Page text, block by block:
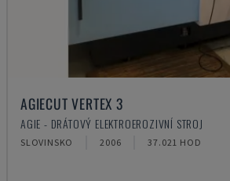
AGIECUT VERTEX 3
AGIE - DRÁTOVÝ ELEKTROEROZIVNÍ STROJ
SLOVINSKO 2006 37.021 HOD